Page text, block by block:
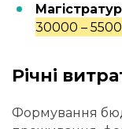
30000 –
Річні
Формування